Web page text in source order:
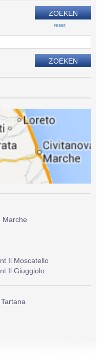
reset
Marche
Il Moscatello
Il Giuggiolo